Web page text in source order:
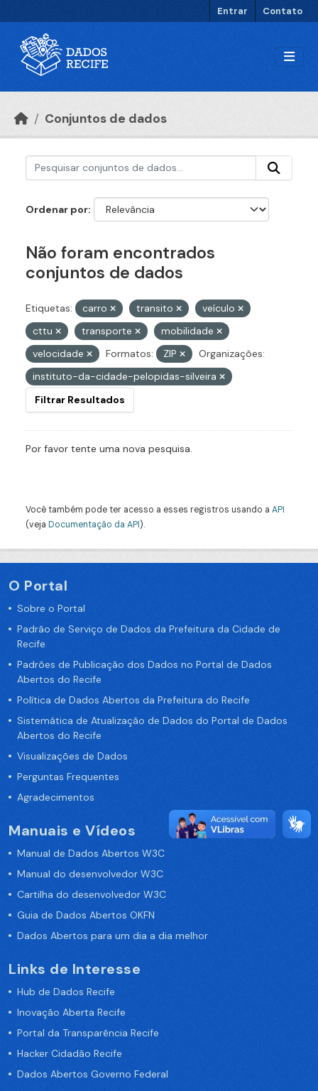
Entrar Contato
Conjuntos de dados
Ordenar por
Não foram encontrados
conjuntos de dados
Etiquetas: carro transito
veículo
cttu
transporte
mobilidade
velocidade
Formatos: ZIP
Organizações:
instituto-da-cidade-pelopidas-silveira
Filtrar Resultados
Por favor tente uma nova pesquisa.
Você também pode ter acesso a esses registros usando a API
(veja Documentação da API).
O Portal
Sobre o Portal
Padrão de Serviço de Dados da Prefeitura da Cidade de
Recife
Padrões de Publicação dos Dados no Portal de Dados
Abertos do Recife
Política de Dados Abertos da Prefeitura do Recife
Sistemática de Atualização de Dados do Portal de Dados
Abertos do Recife
Visualizações de Dados
Perguntas Frequentes
Agradecimentos
Manuais e Vídeos
Manual de Dados Abertos W3C
Manual do desenvolvedor W3C
Cartilha do desenvolvedor W3C
Guia de Dados Abertos OKFN
Dados Abertos para um dia a dia melhor
Links de Interesse
Hub de Dados Recife
Inovação Aberta Recife
Portal da Transparência Recife
Hacker Cidadão Recife
Dados Abertos Governo Federal